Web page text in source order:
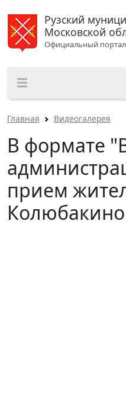
Рузский
Московской
Официальный портал
Главная Видеогалерея
В формате
прием
Колюбакино